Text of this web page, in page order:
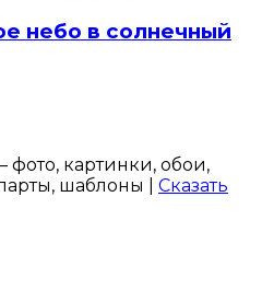
небо в солнечный
картинки, обои,
шаблоны | Сказать